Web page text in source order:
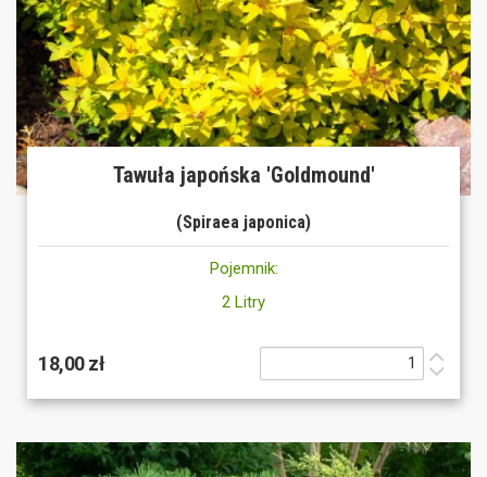
Tawuła japońska 'Goldmound'
(Spiraea japonica)
Pojemnik:
2 Litry
18,00 zł